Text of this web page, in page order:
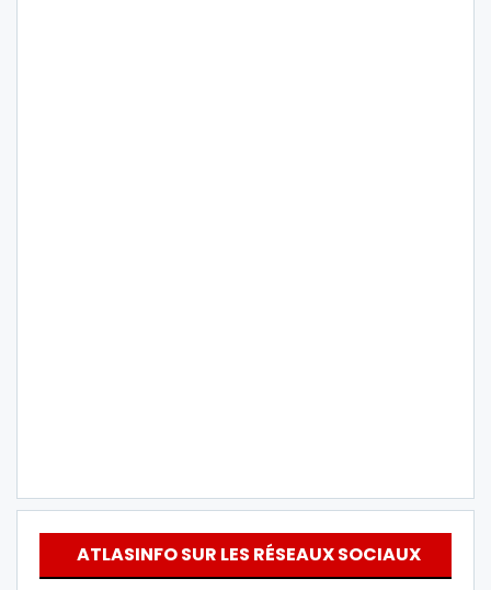
ATLASINFO SUR LES RÉSEAUX SOCIAUX